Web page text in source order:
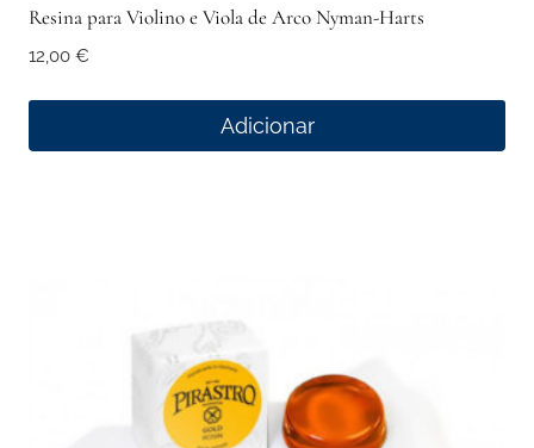
Resina para Violino e Viola de Arco Nyman-Harts
12,00 €
Adicionar